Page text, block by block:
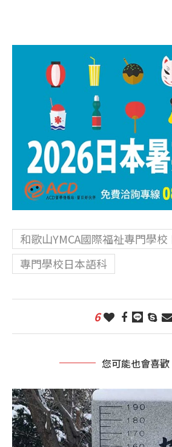
和歌山YMCA國際福祉專門學校
專門學校日本語科
6
您可能也會喜歡